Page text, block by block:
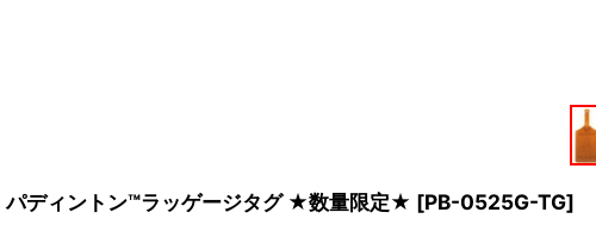
パディントン™ラッゲージタグ ★数量限定★ [PB-0525G-TG]